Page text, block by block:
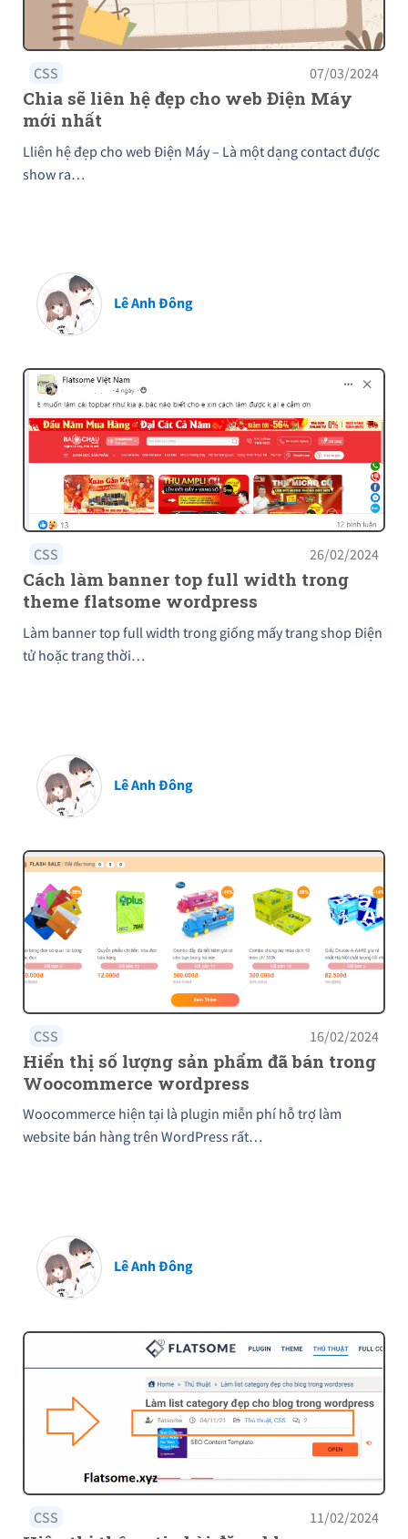
CSS 07/03/2024
Chia sẽ liên hệ đẹp cho web Điện Máy
mới nhất
Lliên hệ đẹp cho web Điện Máy – Là một dạng contact được
show ra…
Lê Anh Đông
CSS 26/02/2024
Cách làm banner top full width trong
theme flatsome wordpress
Làm banner top full width trong giống mấy trang shop Điện
tử hoặc trang thời…
Lê Anh Đông
CSS 16/02/2024
Hiển thị số lượng sản phẩm đã bán trong
Woocommerce wordpress
Woocommerce hiện tại là plugin miễn phí hỗ trợ làm
website bán hàng trên WordPress rất…
Lê Anh Đông
CSS 11/02/2024